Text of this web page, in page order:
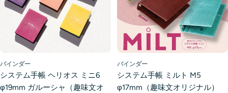
バインダー
システム手帳 ヘリオス ミニ6
φ19mm ガルーシャ（趣味文オ
バインダー
システム手帳 ミルト M5
φ17mm（趣味文オリジナル）